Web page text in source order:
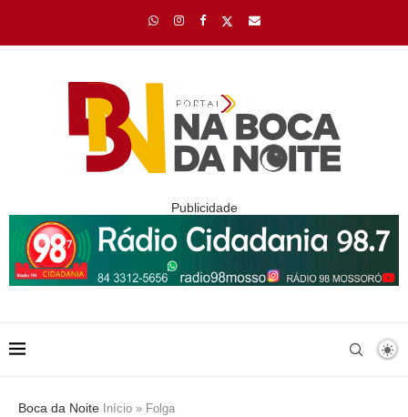
Publicidade
Boca da Noite Início » Folga